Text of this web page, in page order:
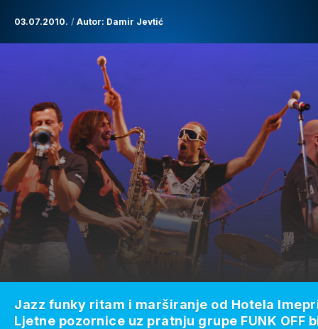
03.07.2010. Autor: Damir Jevtić
Jazz funky ritam i marširanje od Hotela
Ljetne pozornice uz pratnju grupe FUNK OFF